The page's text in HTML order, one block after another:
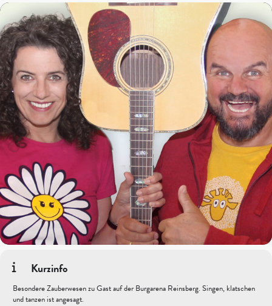
Kurzinfo
Besondere Zauberwesen zu Gast auf der Burgarena Reinsberg. Singen, klatschen
und tanzen ist angesagt.